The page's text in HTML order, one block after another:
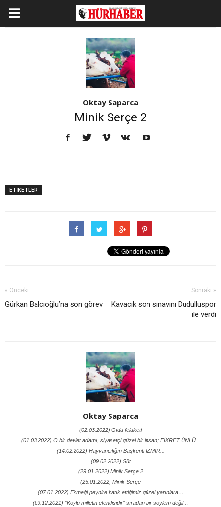
Oktay Saparca
Minik Serçe 2
ETİKETLER
« Önceki
Gürkan Balcıoğlu’na son görev
Sonraki »
Kavacık son sınavını Dudulluspor
ile verdi
Oktay Saparca
(02.03.2022) Gıda felaketi
(01.03.2022) O bir devlet adamı, siyasetçi güzel bir insan; FİKRET ÜNLÜ...
(14.02.2022) Hayvancılığın Başkenti İZMİR...
(09.02.2022) Süt
(29.01.2022) Minik Serçe 2
(25.01.2022) Minik Serçe
(07.01.2022) Ekmeği peynire katık ettiğimiz güzel yarınlara…
(09.12.2021) “Köylü milletin efendisidir” sıradan bir söylem değil…